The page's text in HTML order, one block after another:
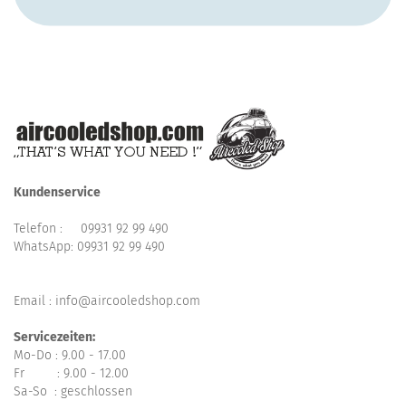
Kundenservice
Telefon : 09931 92 99 490
WhatsApp: 09931 92 99 490
Email : info@aircooledshop.com
Servicezeiten:
Mo-Do : 9.00 - 17.00
Fr : 9.00 - 12.00
Sa-So : geschlossen